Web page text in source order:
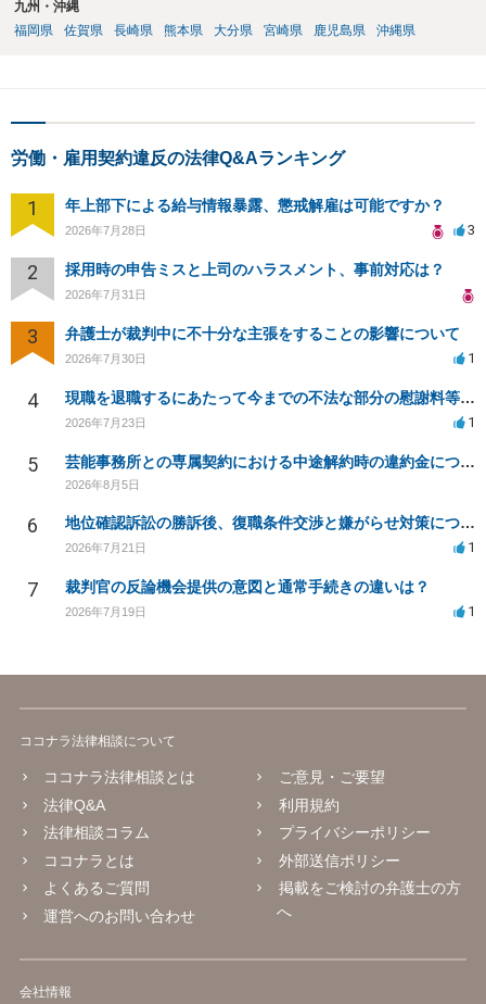
九州・沖縄
福岡県
佐賀県 長崎県 熊本県 大分県 宮崎県 鹿児島県 沖縄県
労働・雇用契約違反の法律Q&Aランキング
1 年上部下による給与情報暴露、懲戒解雇は可能ですか？
2026年7月28日 3
2 採用時の申告ミスと上司のハラスメント、事前対応は？
2026年7月31日
3 弁護士が裁判中に不十分な主張をすることの影響について
2026年7月30日 1
4 現職を退職するにあたって今までの不法な部分の慰謝料等は請求できるのか。
2026年7月23日 1
5 芸能事務所との専属契約における中途解約時の違約金について相談したいです
2026年8月5日
6 地位確認訴訟の勝訴後、復職条件交渉と嫌がらせ対策について
2026年7月21日 1
7 裁判官の反論機会提供の意図と通常手続きの違いは？
2026年7月19日 1
ココナラ法律相談について
ココナラ法律相談とは
法律Q&A
法律相談コラム
ココナラとは
よくあるご質問
運営へのお問い合わせ
ご意見・ご要望
利用規約
プライバシーポリシー
外部送信ポリシー
掲載をご検討の弁護士の方
へ
会社情報